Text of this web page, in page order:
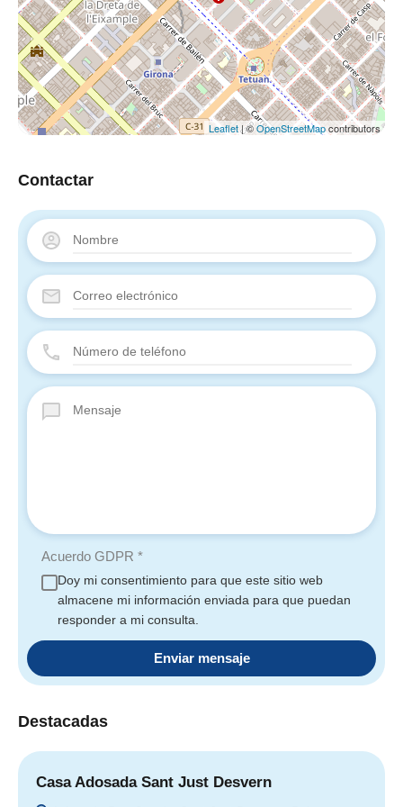
Leaflet| ©OpenStreetMapcontributors
Contactar
Acuerdo GDPR *
Doy mi consentimiento para que este sitio web
almacene mi información enviada para que puedan
responder a mi consulta.
Destacadas
Casa Adosada Sant Just Desvern